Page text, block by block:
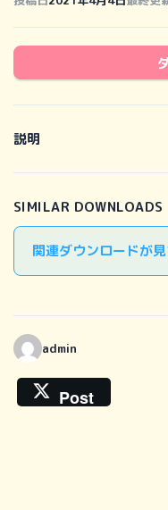
説明
SIMILAR DOWNLOADS
関連ダウンロードが
admin
Post